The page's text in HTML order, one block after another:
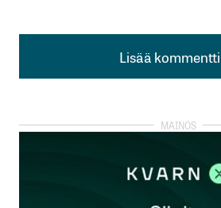
Lisää kommentti
Lisää kommentti
rekisteröityä